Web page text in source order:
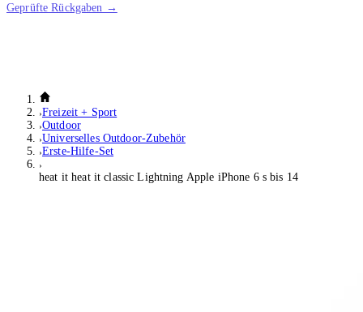
Geprüfte Rückgaben →
Freizeit + Sport
Outdoor
Universelles Outdoor-Zubehör
Erste-Hilfe-Set
heat it heat it classic Lightning Apple iPhone 6 s bis 14